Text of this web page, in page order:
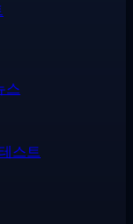
스
스트